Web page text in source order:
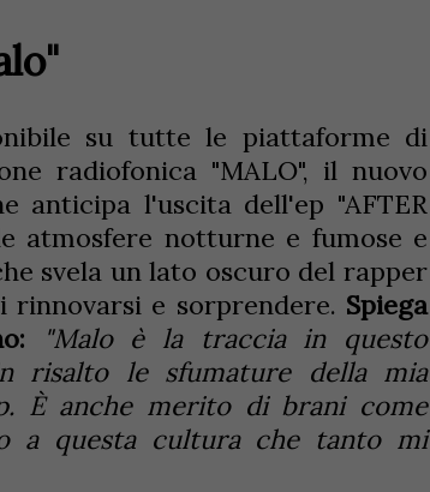
su tutte le piattaforme di
radiofonica "MALO", il nuovo
anticipa l'uscita dell'ep "AFTER
atmosfere notturne e fumose e
svela un lato oscuro del rapper
e sorprendere. Spiega
"Malo è la traccia in questo
risalto le sfumature della mia
È anche merito di brani come
a questa cultura che tanto mi